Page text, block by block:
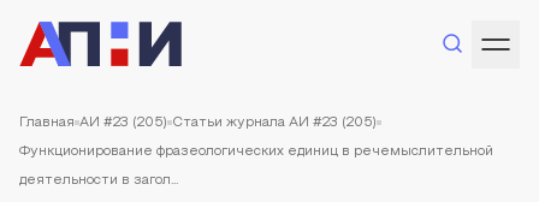
Главная АИ #23 (205) Статьи журнала АИ #23 (205)
Функционирование фразеологических единиц в речемыслительной
деятельности в загол...